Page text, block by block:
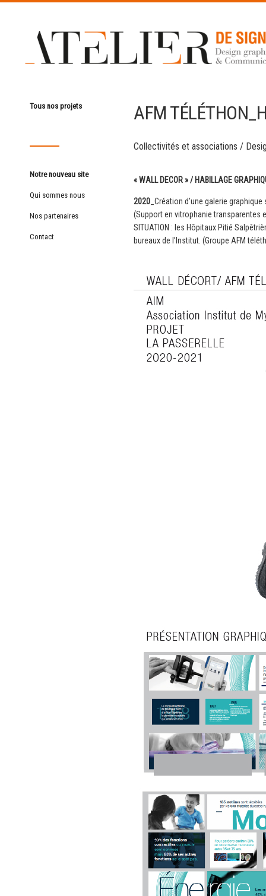
Tous nos projets
Notre nouveau site
Qui sommes nous
Nos partenaires
Contact
AFM
Collectivités et associations /
« WALL DECOR » / HABILLAGE
2020 _Création d’une galerie
(Support en vitrophanie transparentes
SITUATION : les Hôpitaux Pitié
bureaux de l’Institut. (Groupe AFM